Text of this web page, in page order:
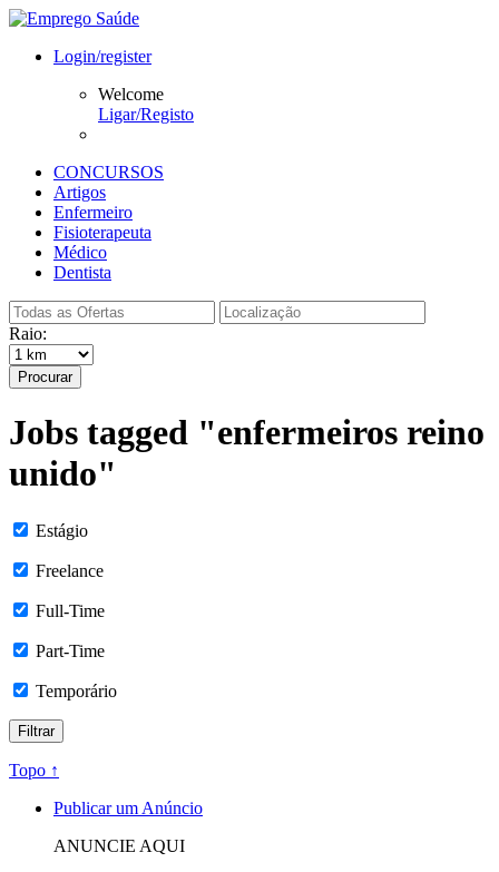
Login/register
Welcome
Ligar/Registo
CONCURSOS
Artigos
Enfermeiro
Fisioterapeuta
Médico
Dentista
Raio:
Procurar
Jobs tagged "enfermeiros reino
unido"
Estágio
Freelance
Full-Time
Part-Time
Temporário
Topo ↑
Publicar um Anúncio
ANUNCIE AQUI